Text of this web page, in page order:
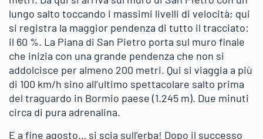
lungo salto toccando i massimi livelli di velocità; qui
si registra la maggior pendenza di tutto il tracciato:
il 60 %. La Piana di San Pietro porta sul muro finale
che inizia con una grande pendenza che non si
addolcisce per almeno 200 metri. Qui si viaggia a più
di 100 km/h sino all’ultimo spettacolare salto prima
del traguardo in Bormio paese (1.245 m). Due minuti
circa di pura adrenalina.
E a fine agosto… si scia sull’erba! Dopo il successo